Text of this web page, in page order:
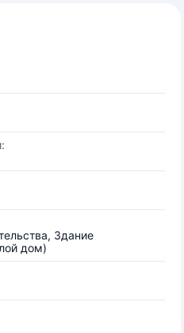
Здание
дом)